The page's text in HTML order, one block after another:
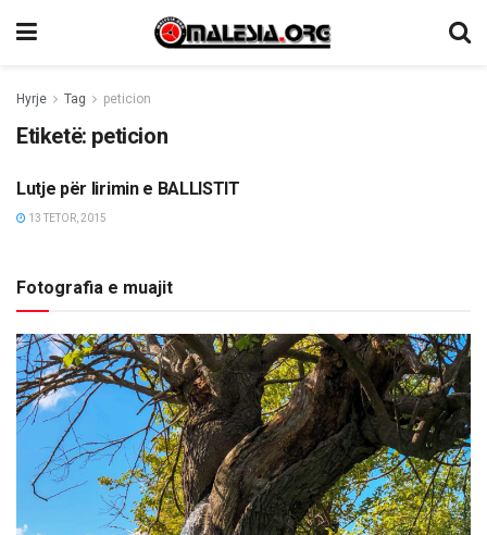
Hyrje Tag peticion
Etiketë: peticion
TË NDRYSHME
Lutje për lirimin e BALLISTIT
13 TETOR, 2015
Fotografia e muajit